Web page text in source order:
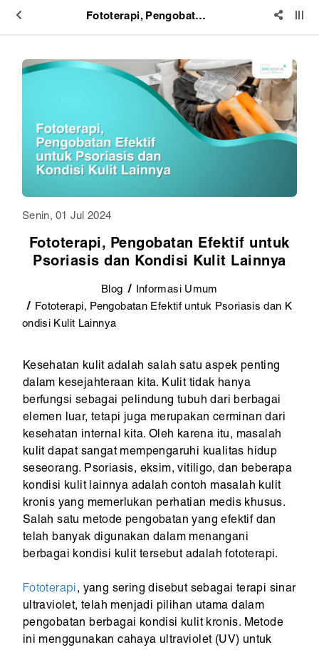
Fototerapi, Pengobatan Efektif untuk Psoriasis dan Kondisi Kulit Lainnya
Senin, 01 Jul 2024
Fototerapi, Pengobatan Efektif untuk
Psoriasis dan Kondisi Kulit Lainnya
Blog
Informasi Umum
Fototerapi, Pengobatan Efektif untuk Psoriasis dan K
ondisi Kulit Lainnya
Kesehatan kulit adalah salah satu aspek penting
dalam kesejahteraan kita. Kulit tidak hanya
berfungsi sebagai pelindung tubuh dari berbagai
elemen luar, tetapi juga merupakan cerminan dari
kesehatan internal kita. Oleh karena itu, masalah
kulit dapat sangat mempengaruhi kualitas hidup
seseorang. Psoriasis, eksim, vitiligo, dan beberapa
kondisi kulit lainnya adalah contoh masalah kulit
kronis yang memerlukan perhatian medis khusus.
Salah satu metode pengobatan yang efektif dan
telah banyak digunakan dalam menangani
berbagai kondisi kulit tersebut adalah fototerapi.
Fototerapi, yang sering disebut sebagai terapi sinar
ultraviolet, telah menjadi pilihan utama dalam
pengobatan berbagai kondisi kulit kronis. Metode
ini menggunakan cahaya ultraviolet (UV) untuk